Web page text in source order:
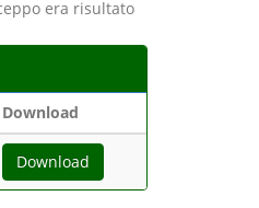
era risultato
Download
Download